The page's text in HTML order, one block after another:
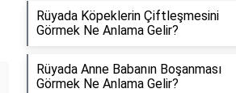
Rüyada Köpeklerin Çiftleşmesini
Görmek Ne Anlama Gelir?
Rüyada Anne Babanın Boşanması
Görmek Ne Anlama Gelir?